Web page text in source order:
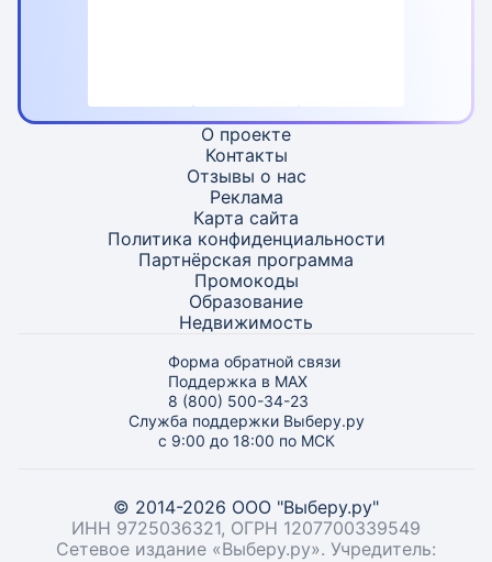
О проекте
Контакты
Отзывы о нас
Реклама
Карта сайта
Политика конфиденциальности
Партнёрская программа
Промокоды
Образование
Недвижимость
Форма обратной связи
Поддержка в MAX
8 (800) 500-34-23
Служба поддержки Выберу.ру
с 9:00 до 18:00 по МСК
© 2014-2026 ООО "Выберу.ру"
ИНН 9725036321, ОГРН 1207700339549
Сетевое издание «Выберу.ру». Учредитель: